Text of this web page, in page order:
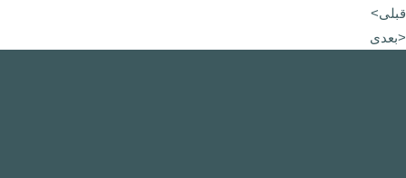
قبلی>
<بعدی